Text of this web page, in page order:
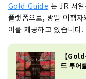
Gold-Guide 는 JR 서
플랫폼으로, 방일 여행
어를 제공하고 있습니다.
【
드 투어